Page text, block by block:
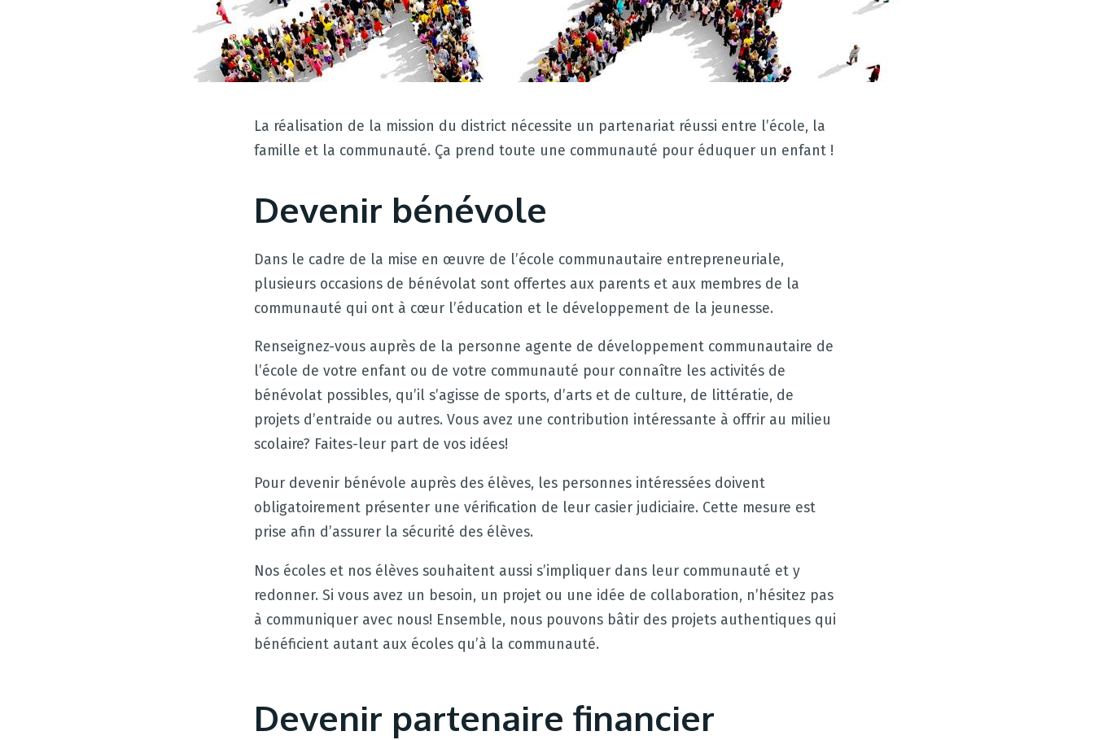
La réalisation de la mission du district nécessite un partenariat réussi entre l’école, la
famille et la communauté. Ça prend toute une communauté pour éduquer un enfant !
Devenir bénévole
Dans le cadre de la mise en œuvre de l’école communautaire entrepreneuriale,
plusieurs occasions de bénévolat sont offertes aux parents et aux membres de la
communauté qui ont à cœur l’éducation et le développement de la jeunesse.
Renseignez-vous auprès de la personne agente de développement communautaire de
l’école de votre enfant ou de votre communauté pour connaître les activités de
bénévolat possibles, qu’il s’agisse de sports, d’arts et de culture, de littératie, de
projets d’entraide ou autres. Vous avez une contribution intéressante à offrir au milieu
scolaire? Faites-leur part de vos idées!
Pour devenir bénévole auprès des élèves, les personnes intéressées doivent
obligatoirement présenter une vérification de leur casier judiciaire. Cette mesure est
prise afin d’assurer la sécurité des élèves.
Nos écoles et nos élèves souhaitent aussi s’impliquer dans leur communauté et y
redonner. Si vous avez un besoin, un projet ou une idée de collaboration, n’hésitez pas
à communiquer avec nous! Ensemble, nous pouvons bâtir des projets authentiques qui
bénéficient autant aux écoles qu’à la communauté.
Devenir partenaire financier